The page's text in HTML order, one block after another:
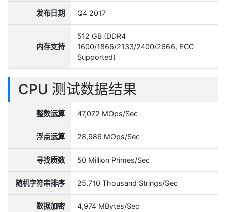
发布日期 Q4 2017
内存支持
512 GB (DDR4
1600/1866/2133/2400/2666, ECC
Supported)
CPU 测试数据结果
整数运算 47,072 MOps/Sec
浮点运算 28,986 MOps/Sec
寻找质数 50 Million Primes/Sec
随机字符串排序 25,710 Thousand Strings/Sec
数据加密 4,974 MBytes/Sec